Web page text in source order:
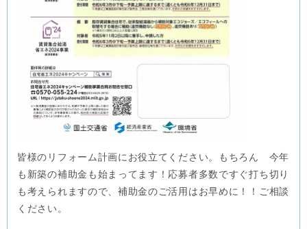
皆様のリフォーム計画にお役立てください。もちろん 今年
も新築の補助金も始まってます！応募者多数ですぐ打ち切り
も考えられますので、補助金のご活用はお早めに！！ご相談
ください。